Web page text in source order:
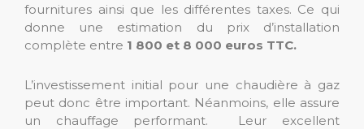
fournitures ainsi que les différentes taxes. Ce qui
donne une estimation du prix d’installation
complète entre 1 800 et 8 000 euros TTC.
L’investissement initial pour une chaudière à gaz
peut donc être important. Néanmoins, elle assure
un chauffage performant. Leur excellent